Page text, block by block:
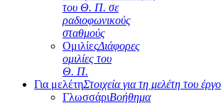
του Θ. Π. σε
ραδιοφωνικούς
σταθμούς
ΟμιλίεςΔιάφορες
ομιλίες του
Θ. Π.
Για μελέτηΣτοιχεία για τη μελέτη του
ΓλωσσάριΒοήθημα